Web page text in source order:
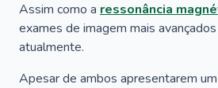
Assim como a ressonância
exames de imagem mais
atualmente.
Apesar de ambos apresentarem